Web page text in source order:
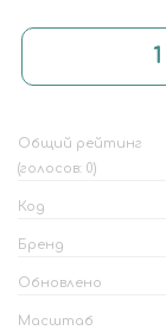
1
Общий рейтинг
(голосов: 0)
Код
Бренд
Обновлено
Масштаб